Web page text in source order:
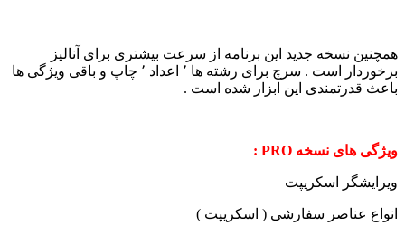
همچنین نسخه جدید این برنامه از سرعت بیشتری برای آنالیز
برخوردار است . سرچ برای رشته ها ٬ اعداد ٬ چاپ و باقی ویژگی ها
باعث قدرتمندی این ابزار شده است .
ویژگی های نسخه PRO :
ویرایشگر اسکریپت
انواع عناصر سفارشی ( اسکریپت )